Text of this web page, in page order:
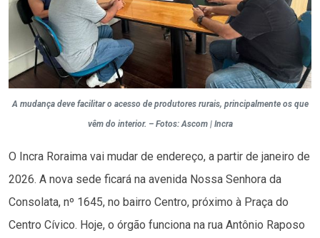
A mudança deve facilitar o acesso de produtores rurais, principalmente os que
vêm do interior. – Fotos: Ascom | Incra
O Incra Roraima vai mudar de endereço, a partir de janeiro de
2026. A nova sede ficará na avenida Nossa Senhora da
Consolata, nº 1645, no bairro Centro, próximo à Praça do
Centro Cívico. Hoje, o órgão funciona na rua Antônio Raposo